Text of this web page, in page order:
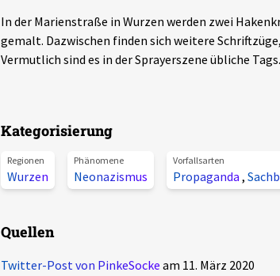
In der Marienstraße in Wurzen werden zwei
gemalt. Dazwischen finden sich weitere
Vermutlich sind es in der Sprayerszene übliche Tags.
Kategorisierung
Regionen
Wurzen
Phänomene
Neonazismus
Vorfallsarten
Propaganda ,
Quellen
Twitter-Post von PinkeSocke am 11. März 2020